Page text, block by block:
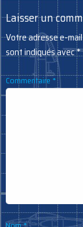
Laisser un
Votre adresse e-
sont indiqués avec*
Commentaire*